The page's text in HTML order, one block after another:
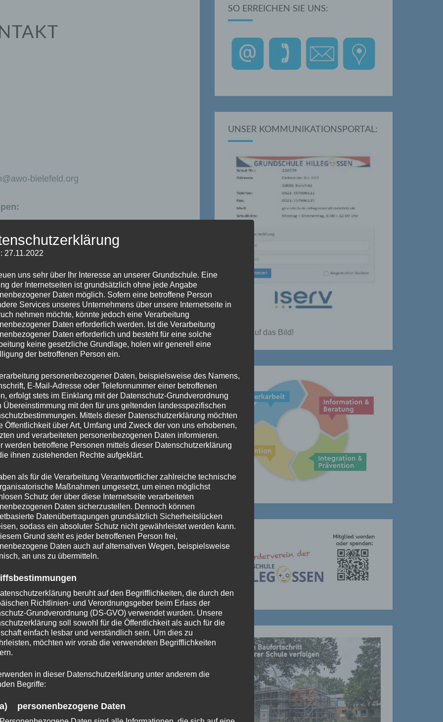
bielefeld.org
SO ERREICHEN SIE UNS:
UNSER KOMMUNIKATIONSPORTAL:
Klicke auf das Bild!
27.11.2022
uns sehr über Ihr Interesse an unserer Grundschule. Eine
der Internetseiten ist grundsätzlich ohne jede Angabe
Daten möglich. Sofern eine betroffene Person
Services unseres Unternehmens über unsere Internetseite in
nehmen möchte, könnte jedoch eine Verarbeitung
Daten erforderlich werden. Ist die Verarbeitung
Daten erforderlich und besteht für eine solche
keine gesetzliche Grundlage, holen wir generell eine
der betroffenen Person ein.
personenbezogener Daten, beispielsweise des Namens,
E-Mail-Adresse oder Telefonnummer einer betroffenen
erfolgt stets im Einklang mit der Datenschutz-Grundverordnung
Übereinstimmung mit den für uns geltenden landesspezifischen
Mittels dieser Datenschutzerklärung möchten
Öffentlichkeit über Art, Umfang und Zweck der von uns erhobenen,
und verarbeiteten personenbezogenen Daten informieren.
werden betroffene Personen mittels dieser Datenschutzerklärung
ihnen zustehenden Rechte aufgeklärt.
als für die Verarbeitung Verantwortlicher zahlreiche technische
Maßnahmen umgesetzt, um einen möglichst
Schutz der über diese Internetseite verarbeiteten
Daten sicherzustellen. Dennoch können
Datenübertragungen grundsätzlich Sicherheitslücken
sodass ein absoluter Schutz nicht gewährleistet werden kann.
Grund steht es jeder betroffenen Person frei,
Daten auch auf alternativen Wegen, beispielsweise
an uns zu übermitteln.
beruht auf den Begrifflichkeiten, die durch den
Richtlinien- und Verordnungsgeber beim Erlass der
Grundverordnung (DS-GVO) verwendet wurden. Unsere
soll sowohl für die Öffentlichkeit als auch für die
einfach lesbar und verständlich sein. Um dies zu
möchten wir vorab die verwendeten Begrifflichkeiten
in dieser Datenschutzerklärung unter anderem die
Begriffe:
a) personenbezogene Daten